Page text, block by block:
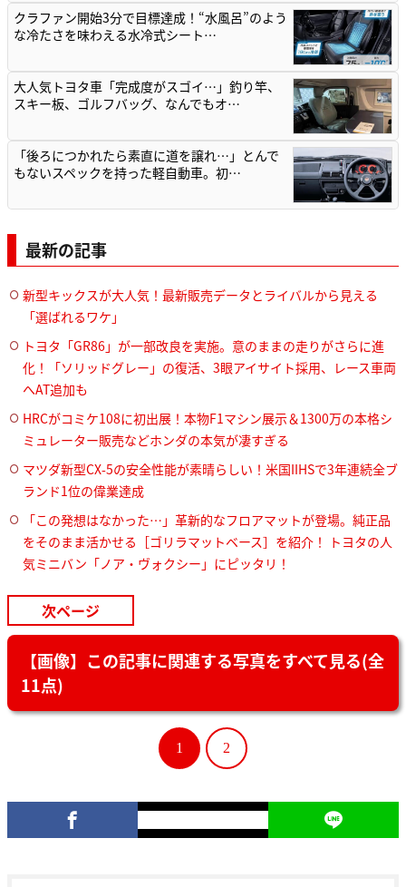
クラファン開始3分で目標達成！“水風呂”のよう
な冷たさを味わえる水冷式シート…
大人気トヨタ車「完成度がスゴイ…」釣り竿、
スキー板、ゴルフバッグ、なんでもオ…
「後ろにつかれたら素直に道を譲れ…」とんで
もないスペックを持った軽自動車。初…
最新の記事
新型キックスが大人気！最新販売データとライバルから見える
「選ばれるワケ」
トヨタ「GR86」が一部改良を実施。意のままの走りがさらに進
化！「ソリッドグレー」の復活、3眼アイサイト採用、レース車両
へAT追加も
HRCがコミケ108に初出展！本物F1マシン展示＆1300万の本格シ
ミュレーター販売などホンダの本気が凄すぎる
マツダ新型CX-5の安全性能が素晴らしい！米国IIHSで3年連続全ブ
ランド1位の偉業達成
「この発想はなかった…」革新的なフロアマットが登場。純正品
をそのまま活かせる［ゴリラマットベース］を紹介！ トヨタの人
気ミニバン「ノア・ヴォクシー」にピッタリ！
次ページ
【画像】この記事に関連する写真をすべて見る(全
11点)
1 2